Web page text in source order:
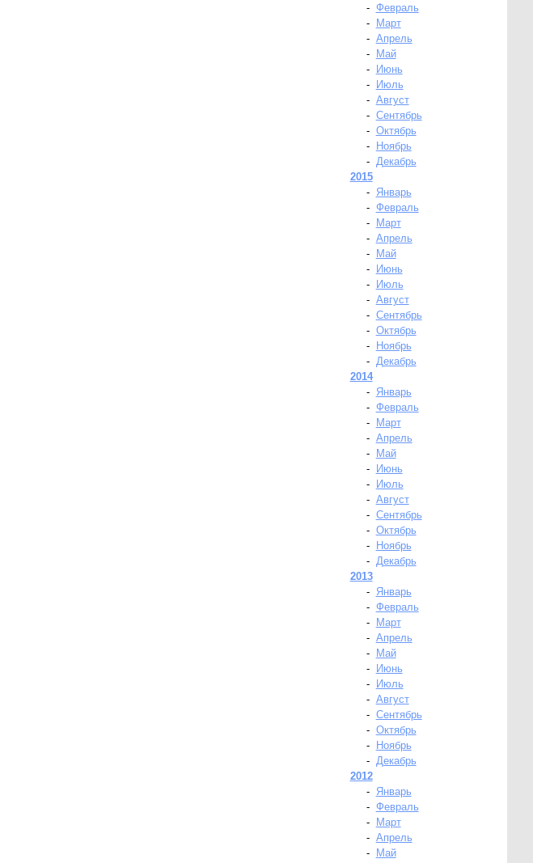
- Февраль
-
Март
- Апрель
-
Май
-
Июнь
-
Июль
- Август
- Сентябрь
- Октябрь
-
Ноябрь
- Декабрь
2015
-
Январь
- Февраль
-
Март
- Апрель
-
Май
-
Июнь
-
Июль
- Август
- Сентябрь
- Октябрь
-
Ноябрь
- Декабрь
2014
-
Январь
- Февраль
-
Март
- Апрель
-
Май
-
Июнь
-
Июль
- Август
- Сентябрь
- Октябрь
-
Ноябрь
- Декабрь
2013
-
Январь
- Февраль
-
Март
- Апрель
-
Май
-
Июнь
-
Июль
- Август
- Сентябрь
- Октябрь
-
Ноябрь
- Декабрь
2012
-
Январь
- Февраль
-
Март
- Апрель
-
Май